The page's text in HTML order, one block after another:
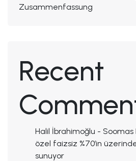
Zusammenfassung
Recent
Halil İbrahimoğlu - Soomas
özel faizsiz %70’in
sunuyor